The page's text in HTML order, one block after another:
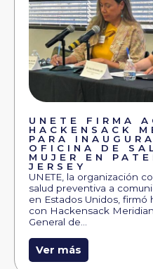
UNETE FIRMA
HACKENSACK
PARA
OFICINA DE
MUJER EN
JERSEY
UNETE, la organización
salud preventiva a
en Estados Unidos, firmó
con Hackensack
General de…
Ver más